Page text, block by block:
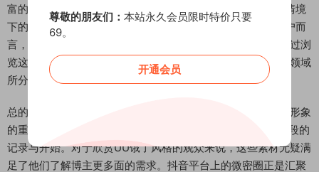
富的视频内容则串联起更完整的叙事感，展现了博主在不同情境
下的多样面貌。对于通过搜索引擎寻找抖音微密圈资源的用户而
言，这份关于UU饿了的最新合集提供了详实的内容参考。通过浏
览这些图片与视频，能够深入了解UU饿了在抖音微密圈这一领域
所分享的日常与风格。
总的来说，UU饿了在微密圈发布的这些内容，构成了其线上形象
的重要部分。本期合集作为其NO.001期资源，标志着一个阶段的
记录与开始。对于欣赏UU饿了风格的观众来说，这些素材无疑满
足了他们了解博主更多面的需求。抖音平台上的微密圈正是汇聚
尊敬的朋友们： 本站永久会员限时特价只要
69。
开通会员